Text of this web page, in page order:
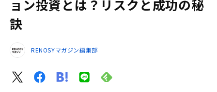
2/7 投資にはファミリータイプよりワンルーム
ョン投資とは？リスクと成功の秘
訣
RENOSYマガジン編集部